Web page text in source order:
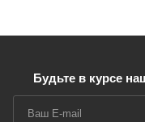
Будьте в курсе